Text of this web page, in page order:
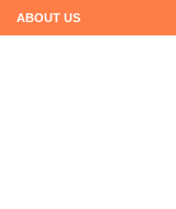
ABOUT US